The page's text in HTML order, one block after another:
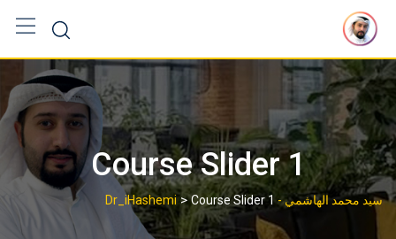
content
Course Slider 1
سيد محمد الهاشمي - Dr_iHashemi >Course Slider 1